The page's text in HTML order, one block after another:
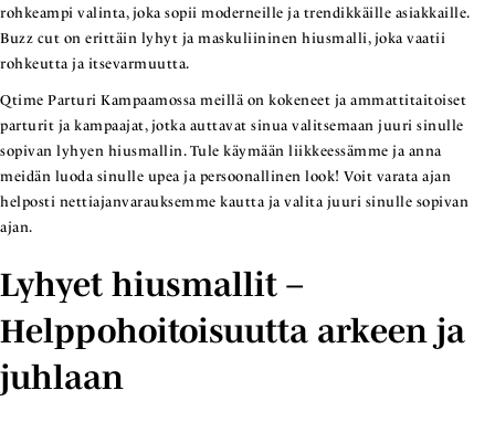
rohkeampi valinta, joka sopii moderneille ja trendikkäille asiakkaille.
Buzz cut on erittäin lyhyt ja maskuliininen hiusmalli, joka vaatii
rohkeutta ja itsevarmuutta.
Qtime Parturi Kampaamossa meillä on kokeneet ja ammattitaitoiset
parturit ja kampaajat, jotka auttavat sinua valitsemaan juuri sinulle
sopivan lyhyen hiusmallin. Tule käymään liikkeessämme ja anna
meidän luoda sinulle upea ja persoonallinen look! Voit varata ajan
helposti nettiajanvarauksemme kautta ja valita juuri sinulle sopivan
ajan.
Lyhyet hiusmallit –
Helppohoitoisuutta arkeen ja
juhlaan